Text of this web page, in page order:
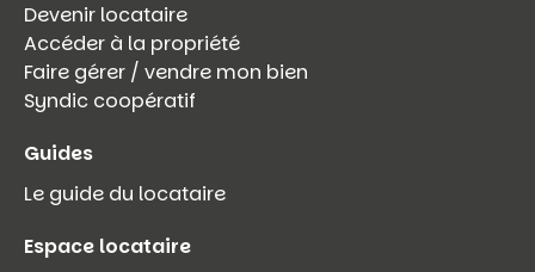
Devenir locataire
Accéder à la propriété
Faire gérer / vendre mon bien
Syndic coopératif
Guides
Le guide du locataire
Espace locataire